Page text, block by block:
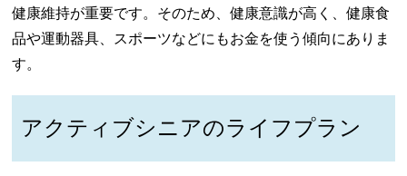
健康維持が重要です。そのため、健康意識が高く、健康食
品や運動器具、スポーツなどにもお金を使う傾向にありま
す。
アクティブシニアのライフプラン